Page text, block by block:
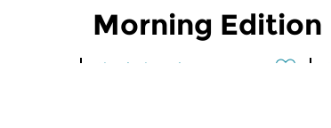
Morning Edition
Classical Music